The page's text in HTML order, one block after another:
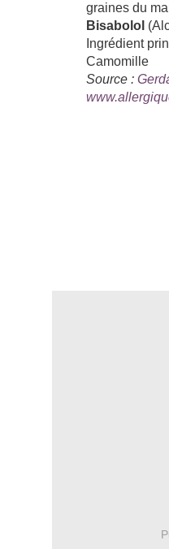
graines du
Bisabolol
Ingrédient
Camomille
Source :